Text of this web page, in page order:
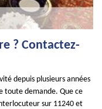
? Contactez-
depuis plusieurs années
toute demande. Que ce
sur 11240 et